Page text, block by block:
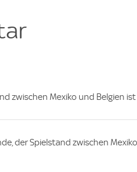
zwischen Mexiko und Belgien ist
der Spielstand zwischen